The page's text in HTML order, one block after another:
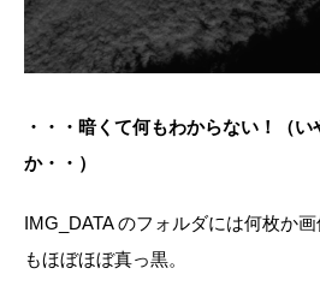
・・・暗くて何もわからない！（
か・・）
IMG_DATA のフォルダには何枚か
もほぼほぼ真っ黒。